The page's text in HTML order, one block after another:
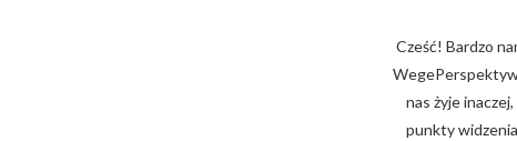
Cześć! Bardzo
nas żyje
punkty